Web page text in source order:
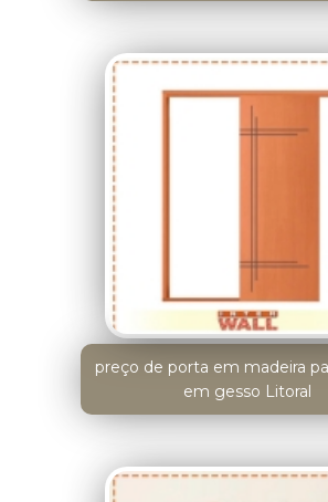
preço de porta em madeira
em gesso Litoral